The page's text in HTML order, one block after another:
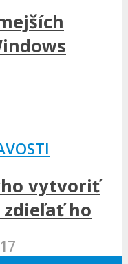
vytvoriť
ho